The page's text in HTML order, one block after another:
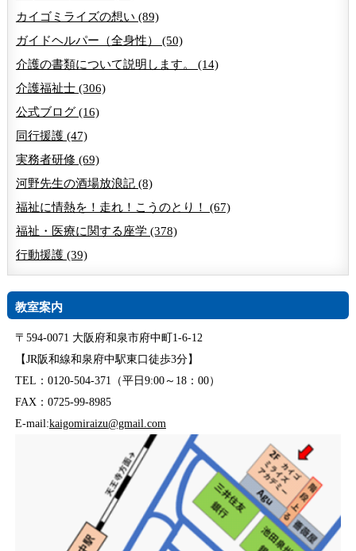
カイゴミライズの想い (89)
ガイドヘルパー（全身性） (50)
介護の書類について説明します。 (14)
介護福祉士 (306)
公式ブログ (16)
同行援護 (47)
実務者研修 (69)
河野先生の酒場放浪記 (8)
福祉に情熱を！走れ！こうのとり！ (67)
福祉・医療に関する座学 (378)
行動援護 (39)
教室案内
〒594-0071 大阪府和泉市府中町1-6-12
【JR阪和線和泉府中駅東口徒歩3分】
TEL：0120-504-371（平日9:00～18：00）
FAX：0725-99-8985
E-mail:kaigomiraizu@gmail.com